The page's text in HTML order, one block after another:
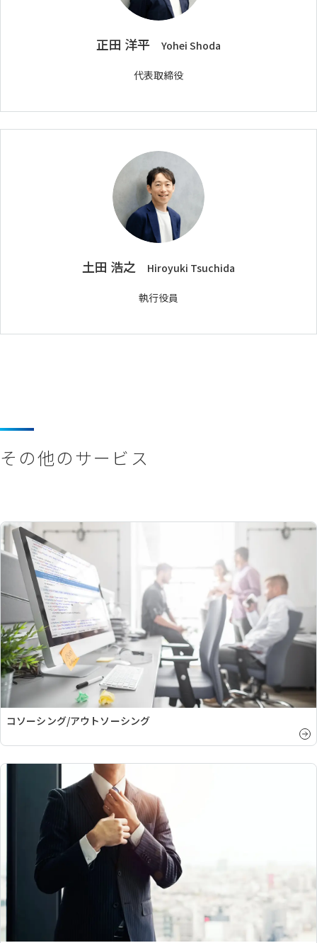
正田 洋平 Yohei Shoda
代表取締役
土田 浩之 Hiroyuki Tsuchida
執行役員
その他のサービス
コソーシング/アウトソーシング